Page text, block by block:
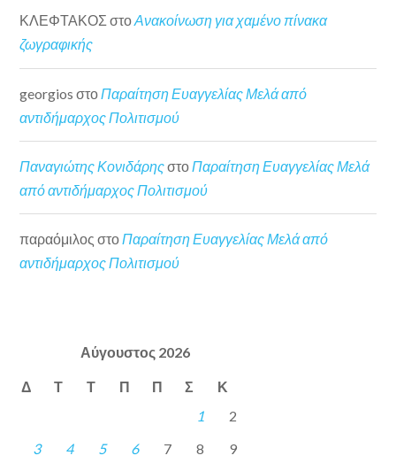
ΚΛΕΦΤΑΚΟΣ στοΑνακοίνωση για χαμένο πίνακα
ζωγραφικής
georgios στο Παραίτηση Ευαγγελίας Μελά από
αντιδήμαρχος Πολιτισμού
Παναγιώτης Κονιδάρηςστο Παραίτηση Ευαγγελίας Μελά
από αντιδήμαρχος Πολιτισμού
παραόμιλος στοΠαραίτηση Ευαγγελίας Μελά από
αντιδήμαρχος Πολιτισμού
Αύγουστος 2026
Δ Τ Τ Π Π Σ Κ
1
2
3
4 5 6 7 8
9